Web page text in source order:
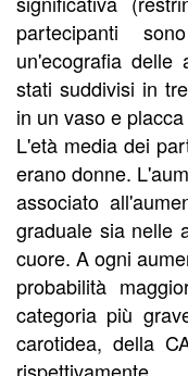
partecipanti
un'ecografia
stati suddivisi in
in un vaso e
L'età media dei
erano donne.
associato
graduale sia nelle
cuore. A ogni
probabilità
categoria più
carotidea, della